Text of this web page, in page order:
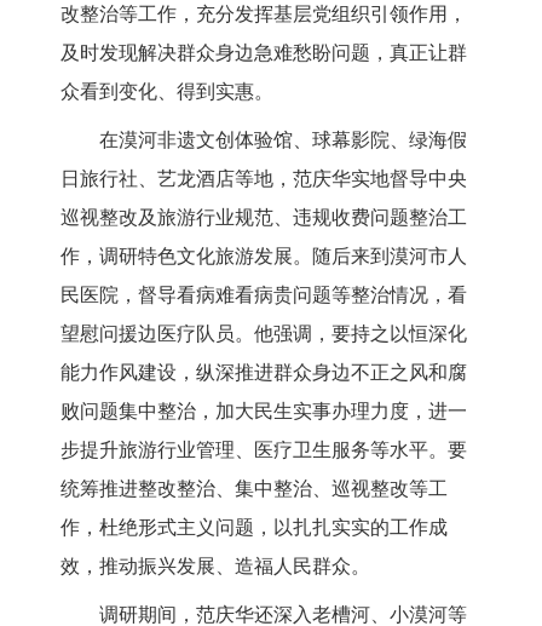
改整治等工作，充分发挥基层党组织引领作用，
及时发现解决群众身边急难愁盼问题，真正让群
众看到变化、得到实惠。
在漠河非遗文创体验馆、球幕影院、绿海假
日旅行社、艺龙酒店等地，范庆华实地督导中央
巡视整改及旅游行业规范、违规收费问题整治工
作，调研特色文化旅游发展。随后来到漠河市人
民医院，督导看病难看病贵问题等整治情况，看
望慰问援边医疗队员。他强调，要持之以恒深化
能力作风建设，纵深推进群众身边不正之风和腐
败问题集中整治，加大民生实事办理力度，进一
步提升旅游行业管理、医疗卫生服务等水平。要
统筹推进整改整治、集中整治、巡视整改等工
作，杜绝形式主义问题，以扎扎实实的工作成
效，推动振兴发展、造福人民群众。
调研期间，范庆华还深入老槽河、小漠河等